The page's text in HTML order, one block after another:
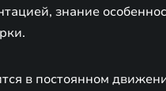
знание
в постоянном